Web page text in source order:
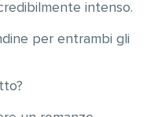
intenso.
per entrambi gli